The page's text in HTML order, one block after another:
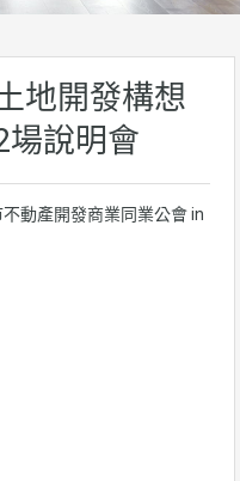
地開發構想
場說明會
不動產開發商業同業公會 in